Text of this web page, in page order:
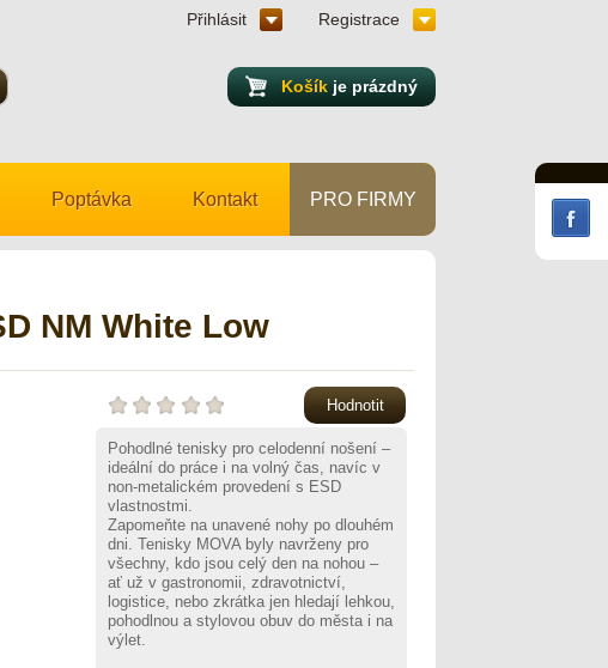
Košík je prázdný
Přihlásit Registrace
Poptávka Kontakt PRO FIRMY
NM White Low
Hodnotit
Pohodlné tenisky pro celodenní nošení –
ideální do práce i na volný čas, navíc v
non-metalickém provedení s ESD
vlastnostmi.
Zapomeňte na unavené nohy po dlouhém
dni. Tenisky MOVA byly navrženy pro
všechny, kdo jsou celý den na nohou –
ať už v gastronomii, zdravotnictví,
logistice, nebo zkrátka jen hledají lehkou,
pohodlnou a stylovou obuv do města i na
výlet.